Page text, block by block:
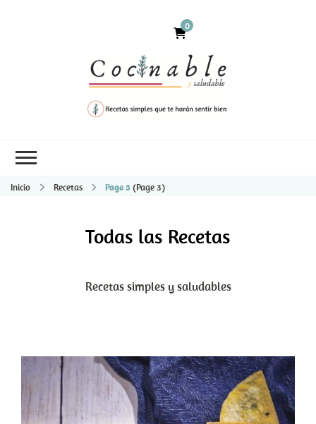
0
Inicio Recetas Page 3 (Page 3)
Todas las Recetas
Recetas simples y saludables